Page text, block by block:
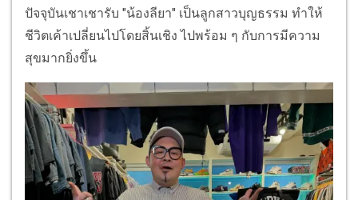
ปัจจุบันเชาเชารับ "น้องลียา" เป็นลูกสาวบุญธรรม ทำให้
ชีวิตเค้าเปลี่ยนไปโดยสิ้นเชิง ไปพร้อม ๆ กับการมีความ
สุขมากยิ่งขึ้น